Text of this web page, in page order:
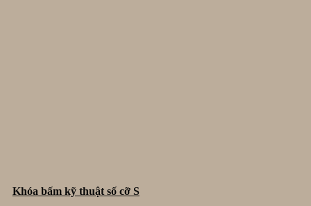
Khóa bấm kỹ thuật số cỡ S